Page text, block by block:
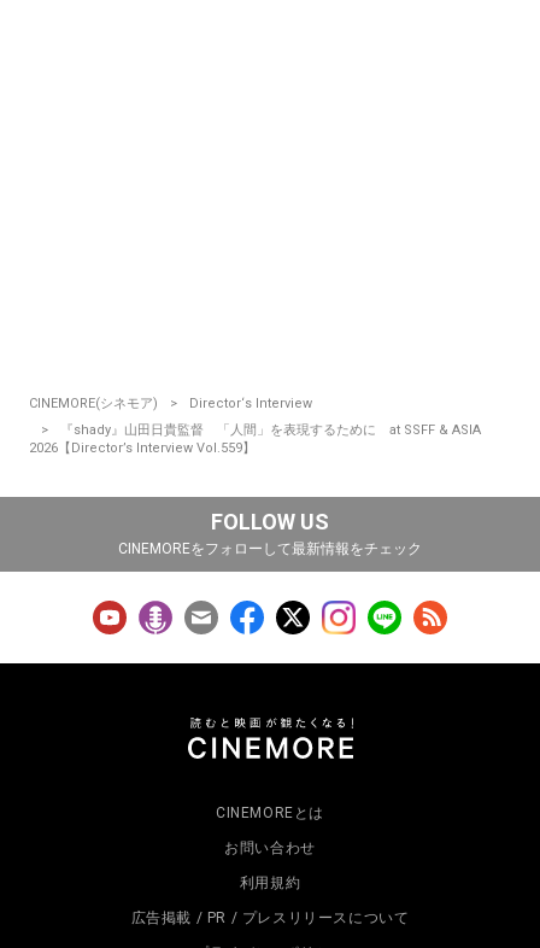
CINEMORE(シネモア)
Director‘s Interview
『shady』山田日貴監督 「人間」を表現するために at SSFF & ASIA
2026【Director’s Interview Vol.559】
FOLLOW US
CINEMOREをフォローして最新情報をチェック
CINEMOREとは
お問い合わせ
利用規約
広告掲載 / PR / プレスリリースについて